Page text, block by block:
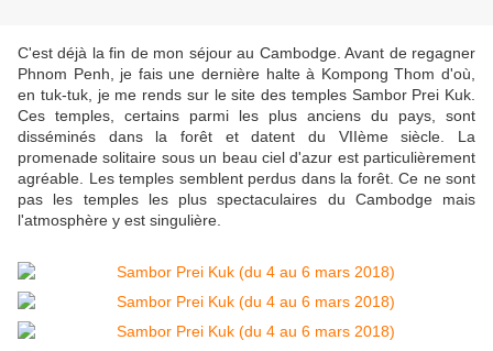
C'est déjà la fin de mon séjour au Cambodge. Avant de regagner
Phnom Penh, je fais une dernière halte à Kompong Thom d'où,
en tuk-tuk, je me rends sur le site des temples Sambor Prei Kuk.
Ces temples, certains parmi les plus anciens du pays, sont
disséminés dans la forêt et datent du VIIème siècle. La
promenade solitaire sous un beau ciel d'azur est particulièrement
agréable. Les temples semblent perdus dans la forêt. Ce ne sont
pas les temples les plus spectaculaires du Cambodge mais
l'atmosphère y est singulière.